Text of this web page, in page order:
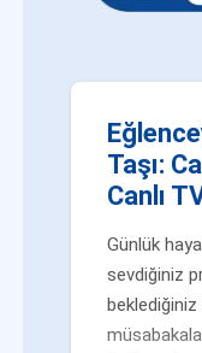
Taşı:
Canlı
Günlük
sevdiğiniz